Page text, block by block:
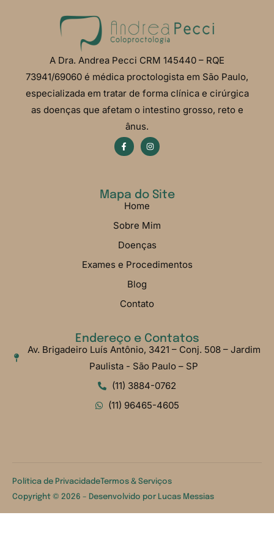
A Dra. Andrea Pecci CRM 145440 – RQE
73941/69060 é médica proctologista em São Paulo,
especializada em tratar de forma clínica e cirúrgica
as doenças que afetam o intestino grosso, reto e
ânus.
Mapa do Site
Home
Sobre Mim
Doenças
Exames e Procedimentos
Blog
Contato
Endereço e Contatos
Av. Brigadeiro Luís Antônio, 3421 – Conj. 508 – Jardim
Paulista - São Paulo – SP
(11) 3884-0762
(11) 96465-4605
Copyright © 2026 – Desenvolvido por Lucas Messias
Política de Privacidade Termos & Serviços